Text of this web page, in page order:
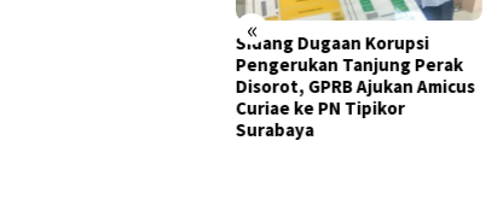
«
141 Karton Rokok Diduga
Ilegal Diamankan Bea Cukai
Juanda, Dua Sopir Dilepas